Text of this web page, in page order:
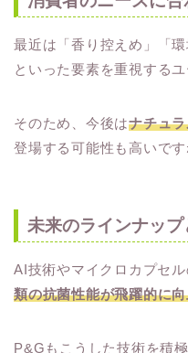
最近は「香り控えめ」「
といった要素を重視する
そのため、今後はナチュ
登場する可能性も高いです
未来のラインナッ
AI技術やマイクロカプセ
類の抗菌性能が飛躍的に
P&Gもこうした技術を積